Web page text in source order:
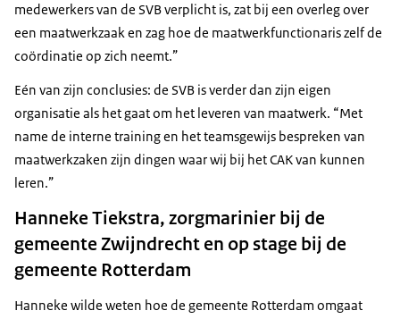
medewerkers van de SVB verplicht is, zat bij een overleg over
een maatwerkzaak en zag hoe de maatwerkfunctionaris zelf de
coördinatie op zich neemt.”
Eén van zijn conclusies: de SVB is verder dan zijn eigen
organisatie als het gaat om het leveren van maatwerk. “Met
name de interne training en het teamsgewijs bespreken van
maatwerkzaken zijn dingen waar wij bij het CAK van kunnen
leren.”
Hanneke Tiekstra, zorgmarinier bij de
gemeente Zwijndrecht en op stage bij de
gemeente Rotterdam
Hanneke wilde weten hoe de gemeente Rotterdam omgaat